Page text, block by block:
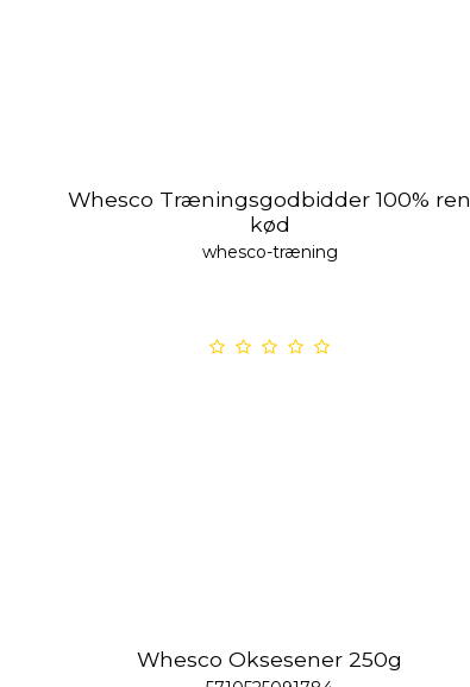
Whesco Træningsgodbidder 100% ren
kød
whesco-træning
Whesco Oksesener 250g